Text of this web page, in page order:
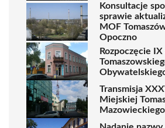
Konsultacje
sprawie
MOF
Opoczno
Rozpoczęcie
Transmisja
Miejskiej
Mazowieckiego